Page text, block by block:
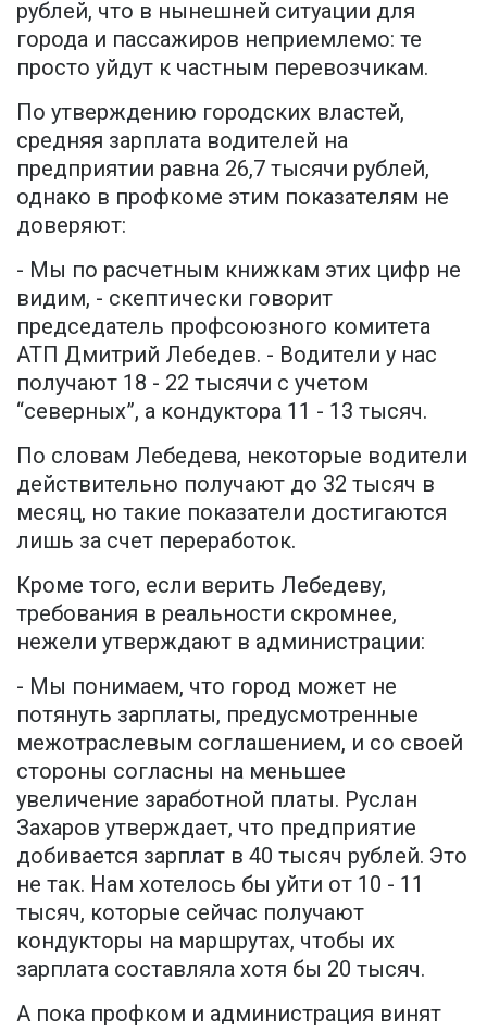
рублей, что в нынешней ситуации для
города и пассажиров неприемлемо: те
просто уйдут к частным перевозчикам.
По утверждению городских властей,
средняя зарплата водителей на
предприятии равна 26,7 тысячи рублей,
однако в профкоме этим показателям не
доверяют:
- Мы по расчетным книжкам этих цифр не
видим, - скептически говорит
председатель профсоюзного комитета
АТП Дмитрий Лебедев. - Водители у нас
получают 18 - 22 тысячи с учетом
“северных”, а кондуктора 11 - 13 тысяч.
По словам Лебедева, некоторые водители
действительно получают до 32 тысяч в
месяц, но такие показатели достигаются
лишь за счет переработок.
Кроме того, если верить Лебедеву,
требования в реальности скромнее,
нежели утверждают в администрации:
- Мы понимаем, что город может не
потянуть зарплаты, предусмотренные
межотраслевым соглашением, и со своей
стороны согласны на меньшее
увеличение заработной платы. Руслан
Захаров утверждает, что предприятие
добивается зарплат в 40 тысяч рублей. Это
не так. Нам хотелось бы уйти от 10 - 11
тысяч, которые сейчас получают
кондукторы на маршрутах, чтобы их
зарплата составляла хотя бы 20 тысяч.
А пока профком и администрация винят